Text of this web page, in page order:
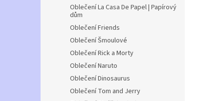
Oblečení La Casa De Papel | Papírový
dům
Oblečení Friends
Oblečení Šmoulové
Oblečení Rick a Morty
Oblečení Naruto
Oblečení Dinosaurus
Oblečení Tom and Jerry